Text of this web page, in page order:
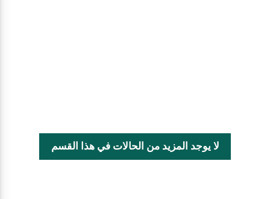
لا يوجد المزيد من الحالات في هذا القسم